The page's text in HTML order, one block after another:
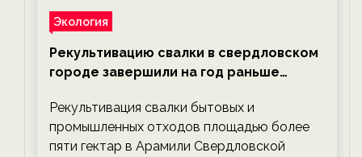
Экология
Рекультивацию свалки в свердловском
городе завершили на год раньше
экологии на ECOportal
Рекультивация свалки бытовых и
промышленных отходов площадью более
пяти гектар в Арамили Свердловской